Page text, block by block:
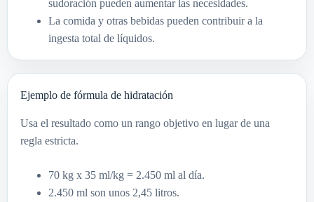
sudoración pueden aumentar las necesidades.
La comida y otras bebidas pueden contribuir a la
ingesta total de líquidos.
Ejemplo de fórmula de hidratación
Usa el resultado como un rango objetivo en lugar de una
regla estricta.
70 kg x 35 ml/kg = 2.450 ml al día.
2.450 ml son unos 2,45 litros.